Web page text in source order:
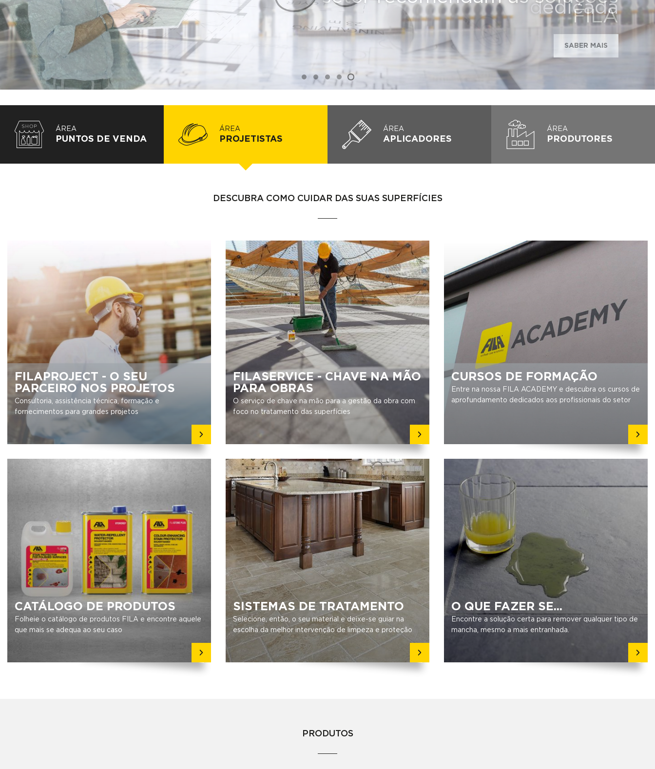
FILA
dedicada
FILA
SABER MAIS
ÁREA
PUNTOS DE VENDA
ÁREA
PROJETISTAS
ÁREA
APLICADORES
ÁREA
PRODUTORES
DESCUBRA COMO CUIDAR DAS SUAS SUPERFÍCIES
FILAPROJECT - O SEU
PARCEIRO NOS PROJETOS
Consultoria, assistência técnica, formação e
fornecimentos para grandes projetos
FILASERVICE - CHAVE NA MÃO
PARA OBRAS
O serviço de chave na mão para a gestão da obra com
foco no tratamento das superfícies
CURSOS DE FORMAÇÃO
Entre na nossa FILA ACADEMY e descubra os cursos de
aprofundamento dedicados aos profissionais do setor
CATÁLOGO DE PRODUTOS
Folheie o catálogo de produtos FILA e encontre aquele
que mais se adequa ao seu caso
SISTEMAS DE TRATAMENTO
Selecione, então, o seu material e deixe-se guiar na
escolha da melhor intervenção de limpeza e proteção
O QUE FAZER SE...
Encontre a solução certa para remover qualquer tipo de
mancha, mesmo a mais entranhada.
PRODUTOS